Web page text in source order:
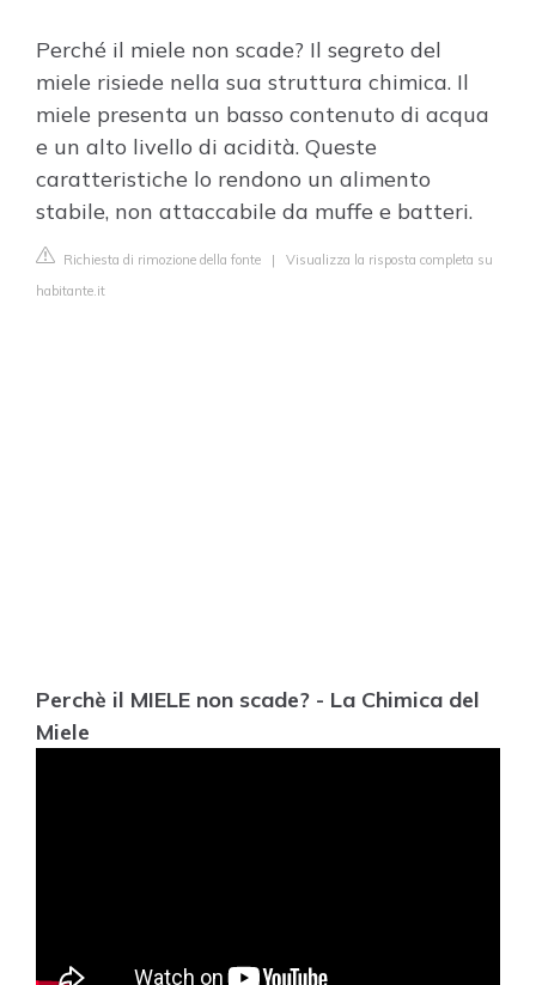
Perché il miele non scade? Il segreto del
miele risiede nella sua struttura chimica. Il
miele presenta un basso contenuto di acqua
e un alto livello di acidità. Queste
caratteristiche lo rendono un alimento
stabile, non attaccabile da muffe e batteri.
Richiesta di rimozione della fonte | Visualizza la risposta completa su
habitante.it
Perchè il MIELE non scade? - La Chimica del
Miele